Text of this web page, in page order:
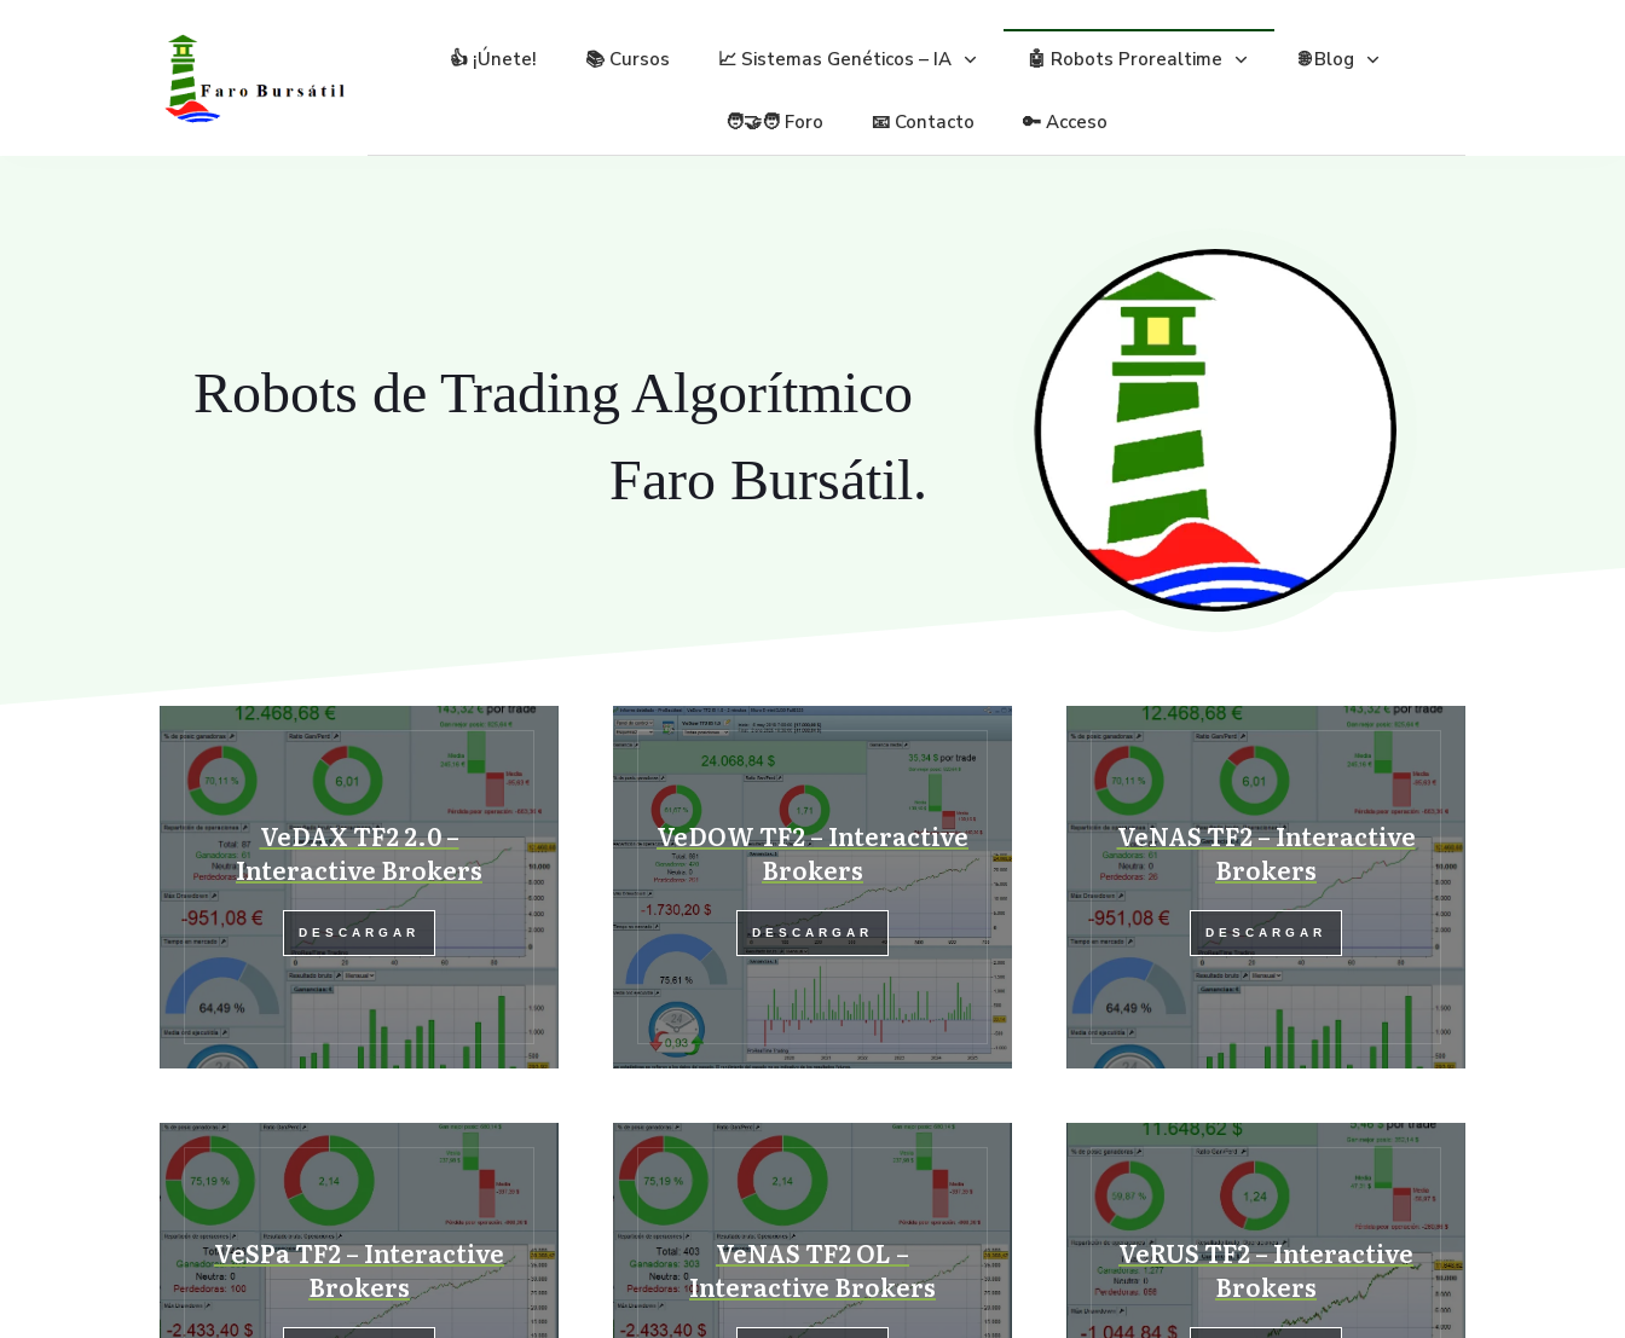
👍 ¡Únete! 📚 Cursos 📈 Sistemas Genéticos – IA 🤖 Robots Prorealtime 🌐 Blog
🧑‍🤝‍🧑 Foro 📧 Contacto 🔑 Acceso
Robots de Trading Algorítmico
Faro Bursátil.
VeDAX TF2 2.0 –
Interactive Brokers
DESCARGAR
VeDOW TF2 – Interactive
Brokers
DESCARGAR
VeNAS TF2 – Interactive
Brokers
DESCARGAR
VeSPa TF2 – Interactive
Brokers
VeNAS TF2 OL –
Interactive Brokers
VeRUS TF2 – Interactive
Brokers